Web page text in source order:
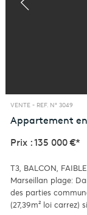
VENTE - REF. N° 3049
Appartement
Prix : 135 000 €*
T3, BALCON,
Marseillan plage:
des parties
(27,39m² loi carrez)